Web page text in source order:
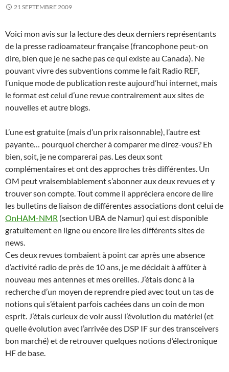
21 SEPTEMBRE 2009
Voici mon avis sur la lecture des deux derniers représentants
de la presse radioamateur française (francophone peut-on
dire, bien que je ne sache pas ce qui existe au Canada). Ne
pouvant vivre des subventions comme le fait Radio REF,
l’unique mode de publication reste aujourd’hui internet, mais
le format est celui d’une revue contrairement aux sites de
nouvelles et autre blogs.
L’une est gratuite (mais d’un prix raisonnable), l’autre est
payante… pourquoi chercher à comparer me direz-vous? Eh
bien, soit, je ne comparerai pas. Les deux sont
complémentaires et ont des approches très différentes. Un
OM peut vraisemblablement s’abonner aux deux revues et y
trouver son compte. Tout comme il appréciera encore de lire
les bulletins de liaison de différentes associations dont celui de
OnHAM-NMR (section UBA de Namur) qui est disponible
gratuitement en ligne ou encore lire les différents sites de
news.
Ces deux revues tombaient à point car après une absence
d’activité radio de près de 10 ans, je me décidait à affûter à
nouveau mes antennes et mes oreilles. J’étais donc à la
recherche d’un moyen de reprendre pied avec tout un tas de
notions qui s’étaient parfois cachées dans un coin de mon
esprit. J’étais curieux de voir aussi l’évolution du matériel (et
quelle évolution avec l’arrivée des DSP IF sur des transceivers
bon marché) et de retrouver quelques notions d’électronique
HF de base.